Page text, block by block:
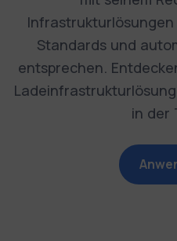
Infrastrukturlösungen
Standards und
entsprechen.
in der